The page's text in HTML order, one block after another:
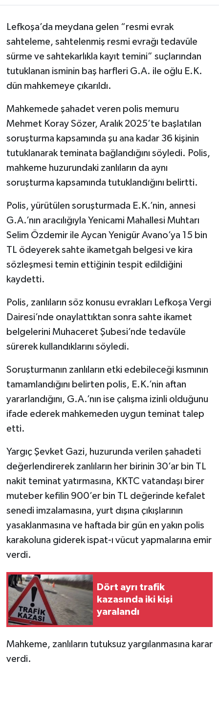
Lefkoşa’da meydana gelen “resmi evrak
sahteleme, sahtelenmiş resmi evrağı tedavüle
sürme ve sahtekarlıkla kayıt temini” suçlarından
tutuklanan isminin baş harfleri G.A. ile oğlu E.K.
dün mahkemeye çıkarıldı.
Mahkemede şahadet veren polis memuru
Mehmet Koray Sözer, Aralık 2025’te başlatılan
soruşturma kapsamında şu ana kadar 36 kişinin
tutuklanarak teminata bağlandığını söyledi. Polis,
mahkeme huzurundaki zanlıların da aynı
soruşturma kapsamında tutuklandığını belirtti.
Polis, yürütülen soruşturmada E.K.’nin, annesi
G.A.’nın aracılığıyla Yenicami Mahallesi Muhtarı
Selim Özdemir ile Aycan Yenigür Avano’ya 15 bin
TL ödeyerek sahte ikametgah belgesi ve kira
sözleşmesi temin ettiğinin tespit edildiğini
kaydetti.
Polis, zanlıların söz konusu evrakları Lefkoşa Vergi
Dairesi’nde onaylattıktan sonra sahte ikamet
belgelerini Muhaceret Şubesi’nde tedavüle
sürerek kullandıklarını söyledi.
Soruşturmanın zanlıların etki edebileceği kısmının
tamamlandığını belirten polis, E.K.’nin aftan
yararlandığını, G.A.’nın ise çalışma izinli olduğunu
ifade ederek mahkemeden uygun teminat talep
etti.
Yargıç Şevket Gazi, huzurunda verilen şahadeti
değerlendirerek zanlıların her birinin 30’ar bin TL
nakit teminat yatırmasına, KKTC vatandaşı birer
muteber kefilin 900’er bin TL değerinde kefalet
senedi imzalamasına, yurt dışına çıkışlarının
yasaklanmasına ve haftada bir gün en yakın polis
karakoluna giderek ispat-ı vücut yapmalarına emir
verdi.
Dört ayrı trafik
kazasında iki kişi
yaralandı
Mahkeme, zanlıların tutuksuz yargılanmasına karar
verdi.